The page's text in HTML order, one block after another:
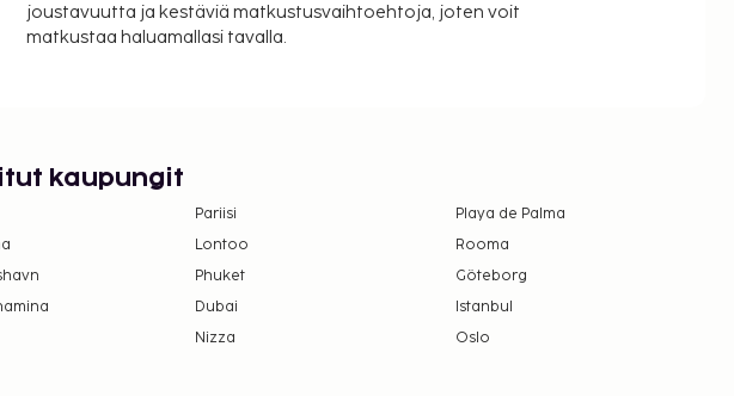
joustavuutta ja kestäviä matkustusvaihtoehtoja, joten voit
matkustaa haluamallasi tavalla.
kaupungit
Pariisi
Playa de Palma
Lontoo
Rooma
Phuket
Göteborg
Dubai
Istanbul
Nizza Oslo